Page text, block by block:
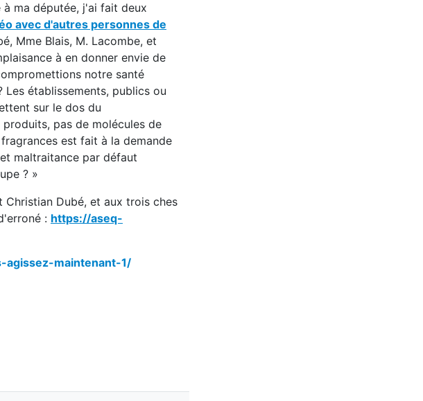
ma députée, j'ai fait deux
avec d'autres personnes de
Mme Blais, M. Lacombe, et
à en donner envie de
notre santé
établissements, publics ou
sur le dos du
pas de molécules de
est fait à la demande
maltraitance par défaut
? »
Christian Dubé, et aux trois ches
: https://aseq-
maintenant-1/